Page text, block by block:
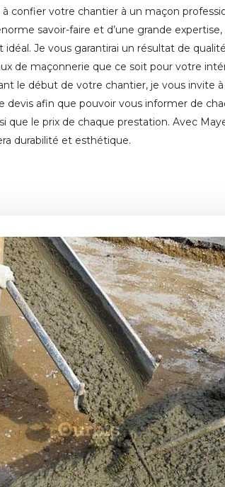
confier votre chantier à un maçon
savoir-faire et d’une grande
Je vous garantirai un résultat de
de maçonnerie que ce soit pour votre
le début de votre chantier, je vous invite
devis afin que pouvoir vous informer de
que le prix de chaque prestation. Avec
durabilité et esthétique.